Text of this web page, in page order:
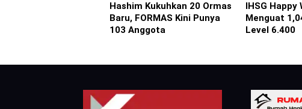
Headline
Hashim Kukuhkan 20 Ormas
Baru, FORMAS Kini Punya
103 Anggota
Headline
IHSG Happy
Menguat
Level 6.400